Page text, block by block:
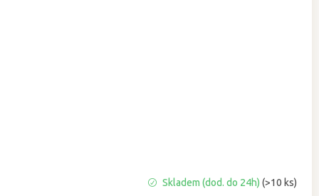
Skladem (dod. do 24h) (>10 ks)